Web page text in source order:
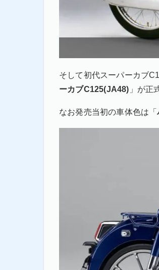
そして初代スーパーカブ
ーカブC125(JA48) 」が正
なお発売当初の車体色は「